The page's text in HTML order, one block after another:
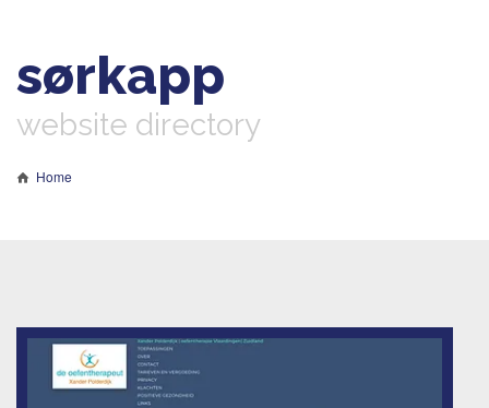
sørkapp
website directory
Home